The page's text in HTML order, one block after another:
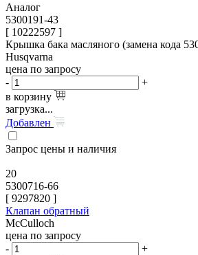
Аналог
5300191-43
[ 10222597 ]
Крышка бака масляного (замена кода
Husqvarna
цена по запросу
-
+
в корзину
загрузка...
Добавлен
Запрос цены и наличия
20
5300716-66
[ 9297820 ]
Клапан обратный
McCulloch
цена по запросу
-
+